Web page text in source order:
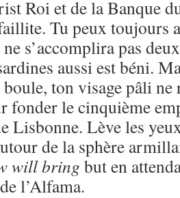
Roi et de la Banque
Tu peux toujours
ne s’accomplira pas
aussi est béni.
ton visage pâli ne
le cinquième
Lisbonne. Lève les
de la sphère
will bring but en
l’Alfama.